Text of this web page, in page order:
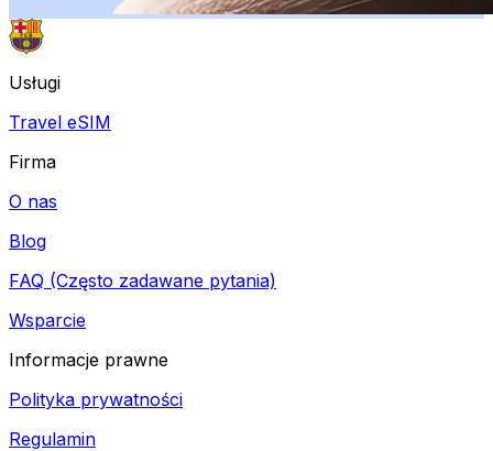
Usługi
Travel eSIM
Firma
O nas
Blog
FAQ (Często zadawane pytania)
Wsparcie
Informacje prawne
Polityka prywatności
Regulamin